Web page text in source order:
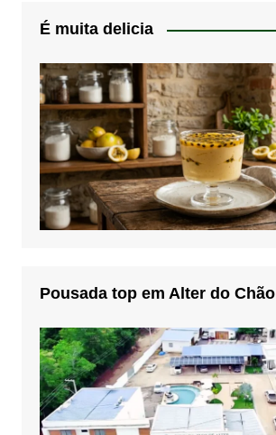
É muita delicia
Pousada top em Alter do Chão